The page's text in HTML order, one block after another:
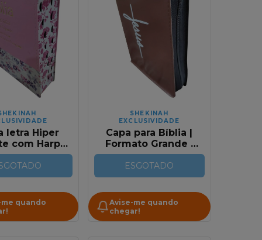
letra Hiper
com Harpa
Bicolor Rosa
Floral
quando
SHEKINAH
EXCLUSIVIDADE
Capa para Bíblia |
Formato Grande |
Com Zíper | Jesus
Marrom
ESGOTADO
Avise-me quando
chegar!